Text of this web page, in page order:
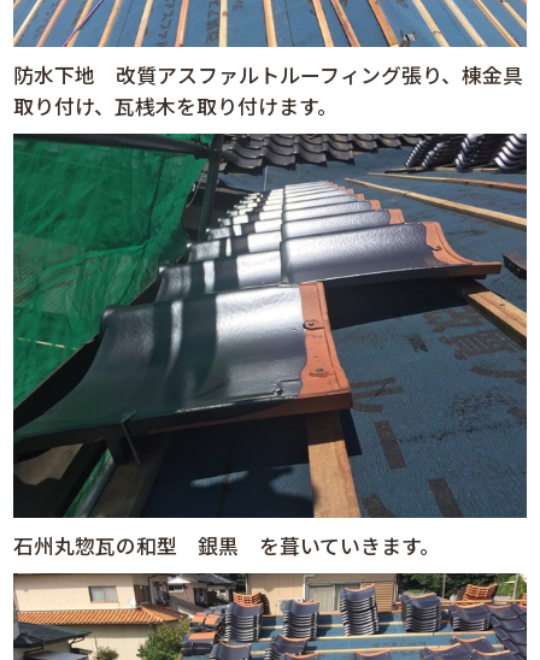
防水下地 改質アスファルトルーフィング張り、棟金具
取り付け、瓦桟木を取り付けます。
石州丸惣瓦の和型 銀黒 を葺いていきます。